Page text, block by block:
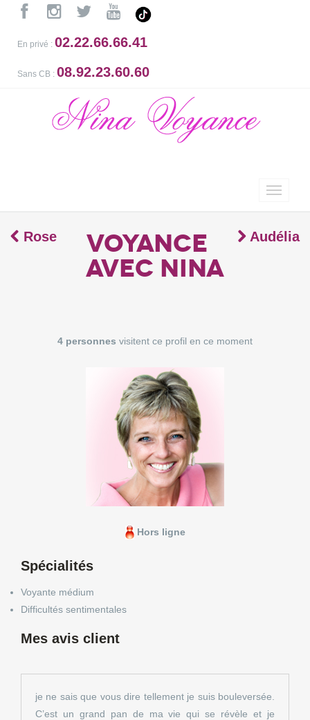
En privé : 02.22.66.66.41
Sans CB : 08.92.23.60.60
Rose Audélia
voyance
avec Nina
4 personnes visitent ce profil en ce moment
Hors ligne
Spécialités
Voyante médium
Difficultés sentimentales
Mes avis client
je ne sais que vous dire tellement je suis bouleversée.
C’est un grand pan de ma vie qui se révèle et je